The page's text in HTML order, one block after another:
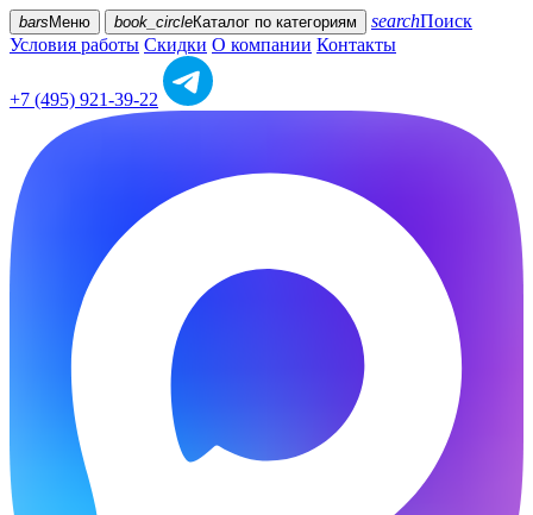
bars Меню book_circleКаталог по категориям searchПоиск
Условия работы Скидки О компании Контакты
+7 (495) 921-39-22